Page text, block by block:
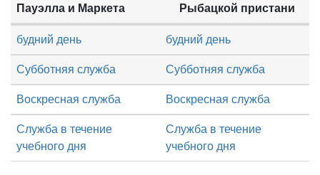
Пауэлла и Маркета
Рыбацкой пристани
Субботняя служба Субботняя служба
Воскресная служба Воскресная служба
будний день будний день
Служба в течение
учебного дня
Служба в течение
учебного дня